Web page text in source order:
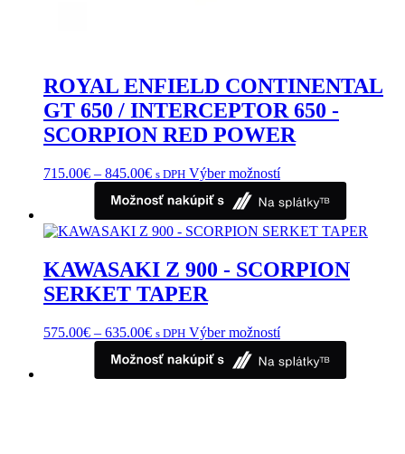
ROYAL ENFIELD CONTINENTAL
GT 650 / INTERCEPTOR 650 -
SCORPION RED POWER
715.00€ – 845.00€Price
715.00€
through
845.00€
s DPH Výber možnostíTento
má
viacero
variantov.
si
stránke
KAWASAKI Z 900 - SCORPION
SERKET TAPER
575.00€ – 635.00€Price
575.00€
through
s DPH Výber možnostíTento
má
viacero